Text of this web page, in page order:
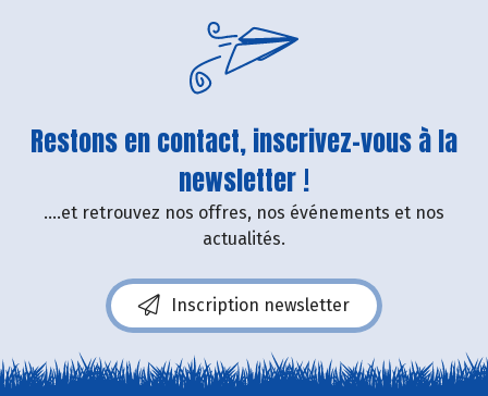
Restons en contact, inscrivez-vous à la
newsletter !
....et retrouvez nos offres, nos événements et nos
actualités.
Inscription newsletter